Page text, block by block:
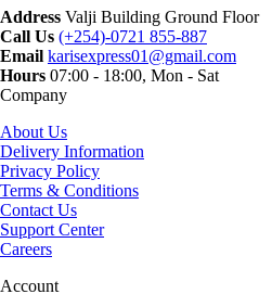
Address Valji Building Ground Floor
Call Us (+254)-0721 855-887
Email karisexpress01@gmail.com
Hours 07:00 - 18:00, Mon - Sat
Company
About Us
Delivery Information
Privacy Policy
Terms & Conditions
Contact Us
Support Center
Careers
Account